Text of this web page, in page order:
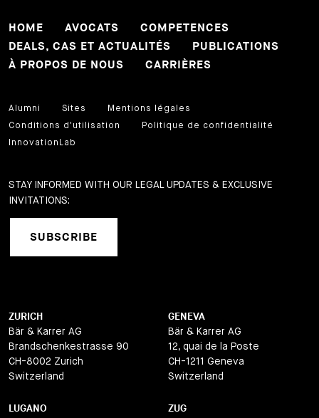
HOME AVOCATS
COMPETENCES
DEALS, CAS ET ACTUALITÉS
PUBLICATIONS
À PROPOS DE NOUS
CARRIÈRES
Alumni Sites
Mentions légales
Conditions d'utilisation
Politique de confidentialité
InnovationLab
STAY INFORMED WITH OUR LEGAL UPDATES & EXCLUSIVE
INVITATIONS:
SUBSCRIBE
ZURICH
Bär & Karrer AG
Brandschenkestrasse 90
CH-8002 Zurich
Switzerland
GENEVA
Bär & Karrer AG
12, quai de la Poste
CH-1211 Geneva
Switzerland
LUGANO ZUG